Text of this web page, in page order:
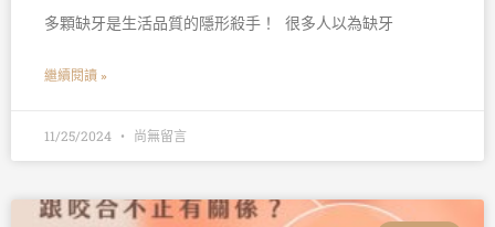
多顆缺牙是生活品質的隱形殺手！ 󠀠 很多人以為缺牙
繼續閱讀 »
11/25/2024 尚無留言